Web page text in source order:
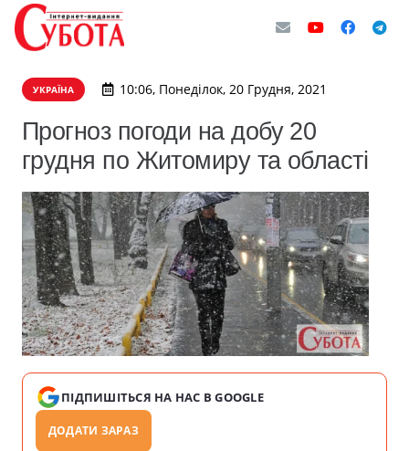
УКРАЇНА 10:06, Понеділок, 20 Грудня, 2021
Прогноз погоди на добу 20
грудня по Житомиру та області
ПІДПИШІТЬСЯ НА НАС В GOOGLE
ДОДАТИ ЗАРАЗ